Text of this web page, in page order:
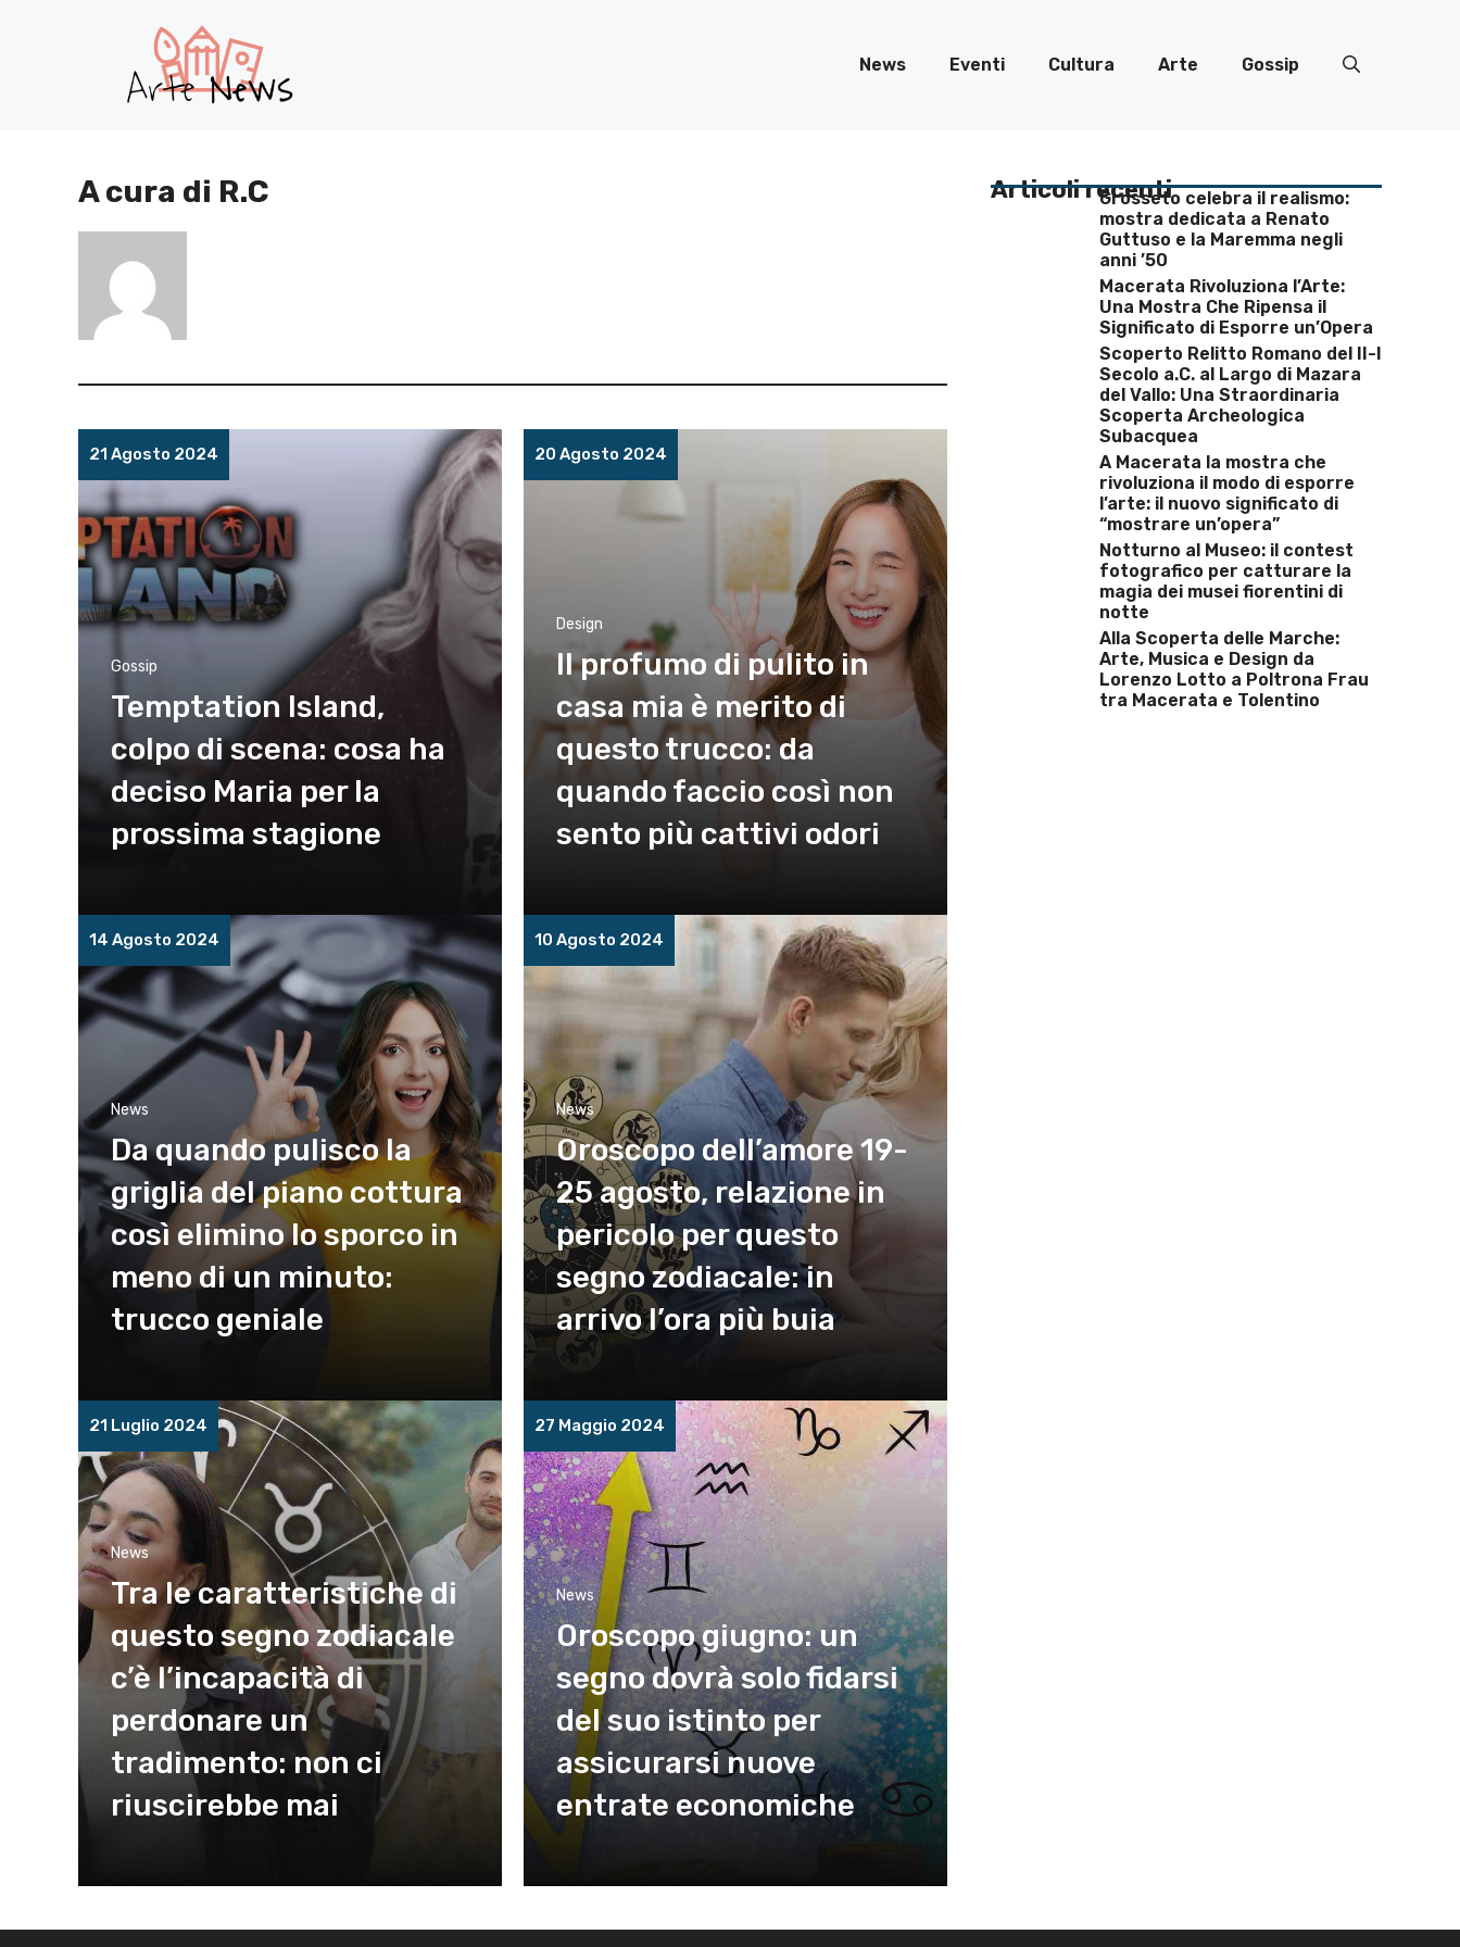
News Eventi Cultura Arte Gossip
A cura di R.C
21 Agosto 2024
Gossip
Temptation Island,
colpo di scena: cosa ha
deciso Maria per la
prossima stagione
20 Agosto 2024
Design
Il profumo di pulito in
casa mia è merito di
questo trucco: da
quando faccio così non
sento più cattivi odori
14 Agosto 2024
News
Da quando pulisco la
griglia del piano cottura
così elimino lo sporco in
meno di un minuto:
trucco geniale
10 Agosto 2024
News
Oroscopo dell’amore 19-
25 agosto, relazione in
pericolo per questo
segno zodiacale: in
arrivo l’ora più buia
21 Luglio 2024
News
Tra le caratteristiche di
questo segno zodiacale
c’è l’incapacità di
perdonare un
tradimento: non ci
riuscirebbe mai
27 Maggio 2024
News
Oroscopo giugno: un
segno dovrà solo fidarsi
del suo istinto per
assicurarsi nuove
entrate economiche
Articoli recentiGrosseto celebra il realismo:
mostra dedicata a Renato
Guttuso e la Maremma negli
anni ’50
Macerata Rivoluziona l’Arte:
Una Mostra Che Ripensa il
Significato di Esporre un’Opera
Scoperto Relitto Romano del II-I
Secolo a.C. al Largo di Mazara
del Vallo: Una Straordinaria
Scoperta Archeologica
Subacquea
A Macerata la mostra che
rivoluziona il modo di esporre
l’arte: il nuovo significato di
“mostrare un’opera”
Notturno al Museo: il contest
fotografico per catturare la
magia dei musei fiorentini di
notte
Alla Scoperta delle Marche:
Arte, Musica e Design da
Lorenzo Lotto a Poltrona Frau
tra Macerata e Tolentino